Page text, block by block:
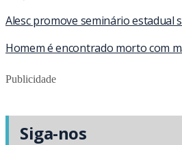
Alesc promove seminário estadual
Homem é encontrado morto com
Publicidade
Siga-nos